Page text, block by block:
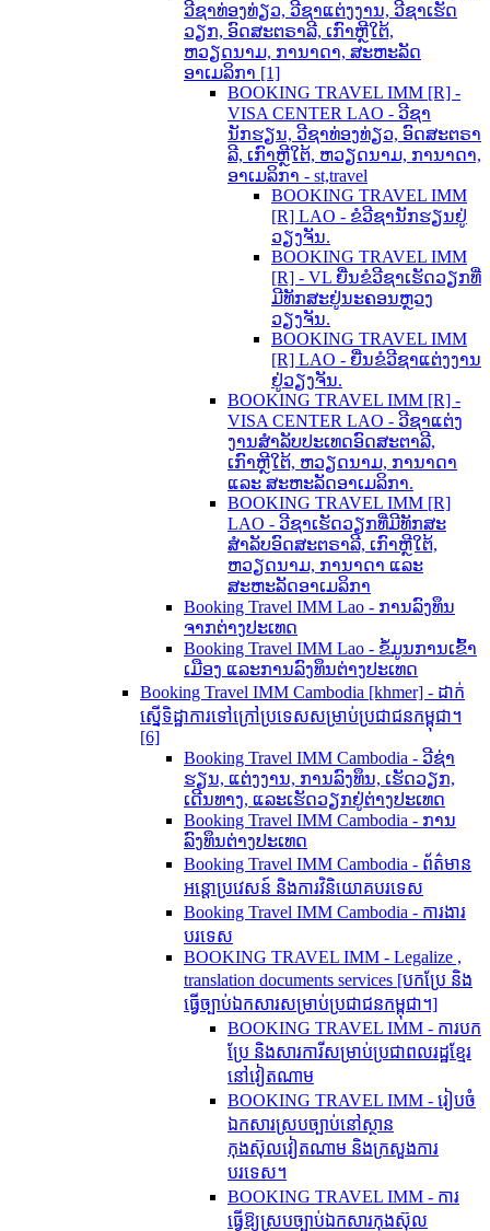
ວີຊາທ່ອງທ່ຽວ, ວີຊາແຕ່ງງານ, ວີຊາເຮັດ
ວຽກ, ອົດສະຕຣາລີ, ເກົາຫຼີໃຕ້,
ຫວຽດນາມ, ການາດາ, ສະຫະລັດ
ອາເມລິກາ [1]
BOOKING TRAVEL IMM [R] -
VISA CENTER LAO - ວີຊາ
ນັກຮຽນ, ວີຊາທ່ອງທ່ຽວ, ອົດສະຕຣາ
ລີ, ເກົາຫຼີໃຕ້, ຫວຽດນາມ, ການາດາ,
ອາເມລິກາ - st,travel
BOOKING TRAVEL IMM
[R] LAO - ຂໍວີຊານັກຮຽນຢູ່
ວຽງຈັນ.
BOOKING TRAVEL IMM
[R] - VL ຍື່ນຂໍວີຊາເຮັດວຽກທີ່
ມີທັກສະຢູ່ນະຄອນຫຼວງ
ວຽງຈັນ.
BOOKING TRAVEL IMM
[R] LAO - ຍື່ນຂໍວີຊາແຕ່ງງານ
ຢູ່ວຽງຈັນ.
BOOKING TRAVEL IMM [R] -
VISA CENTER LAO - ວີຊາແຕ່ງ
ງານສຳລັບປະເທດອົດສະຕາລີ,
ເກົາຫຼີໃຕ້, ຫວຽດນາມ, ການາດາ
ແລະ ສະຫະລັດອາເມລິກາ.
BOOKING TRAVEL IMM [R]
LAO - ວີຊາເຮັດວຽກທີ່ມີທັກສະ
ສຳລັບອົດສະຕຣາລີ, ເກົາຫຼີໃຕ້,
ຫວຽດນາມ, ການາດາ ແລະ
ສະຫະລັດອາເມລິກາ
Booking Travel IMM Lao - ການລົງທຶນ
ຈາກຕ່າງປະເທດ
Booking Travel IMM Lao - ຂໍ້ມູນການເຂົ້າ
ເມືອງ ແລະການລົງທຶນຕ່າງປະເທດ
Booking Travel IMM Cambodia [khmer] - ដាក់
ស្នើទិដ្ឋាការទៅក្រៅប្រទេសសម្រាប់ប្រជាជនកម្ពុជា។
[6]
Booking Travel IMM Cambodia - ວີຊ່າ
ຮຽນ, ແຕ່ງງານ, ການລົງທຶນ, ເຮັດວຽກ,
ເດີນທາງ, ແລະເຮັດວຽກຢູ່ຕ່າງປະເທດ
Booking Travel IMM Cambodia - ການ
ລົງທຶນຕ່າງປະເທດ
Booking Travel IMM Cambodia - ព័ត៌មាន
អន្តោប្រវេសន៍ និងការវិនិយោគបរទេស
Booking Travel IMM Cambodia - ការងារ
បរទេស
BOOKING TRAVEL IMM - Legalize ,
translation documents services [បកប្រែ និង​
ធ្វើ​ច្បាប់​ឯកសារ​សម្រាប់​ប្រជាជន​កម្ពុជា។]
BOOKING TRAVEL IMM - ការបក
ប្រែ និងសារការីសម្រាប់ប្រជាពលរដ្ឋខ្មែរ
នៅវៀតណាម
BOOKING TRAVEL IMM - រៀបចំ
ឯកសារស្របច្បាប់នៅស្ថាន
កុងស៊ុលវៀតណាម និងក្រសួងការ
បរទេស។
BOOKING TRAVEL IMM - ការ
ធ្វើឱ្យស្របច្បាប់ឯកសារកុងស៊ុល